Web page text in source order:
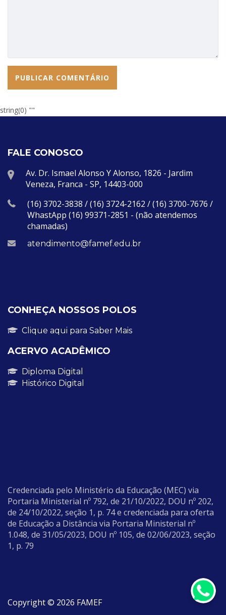
FALE CONOSCO
Av. Dr. Ismael Alonso Y Alonso, 1826 - Jardim
Veneza, Franca - SP, 14403-000
(16) 3702-3838 / (16) 3724-2162 / (16) 3700-7676 /
WhastApp (16) 99371-2851 - (não atendemos
chamadas)
atendimento@famef.edu.br
CONHEÇA NOSSOS POLOS
Clique aqui para Saber Mais
ACERVO ACADÊMICO
Diploma Digital
Histórico Digital
Credenciada pelo Ministério da Educação (MEC) via
Portaria Ministerial nº 792, de 21/10/2022, DOU nº 202,
de 24/10/2022, seção 1, p. 74 e credenciada para oferta
de Educação a Distância via Portaria Ministerial nº
1.048, de 31/05/2023, DOU nº 105, de 02/06/2023, seção
1, p. 79
Copyright © 2026 FAMEF
string(0) ""